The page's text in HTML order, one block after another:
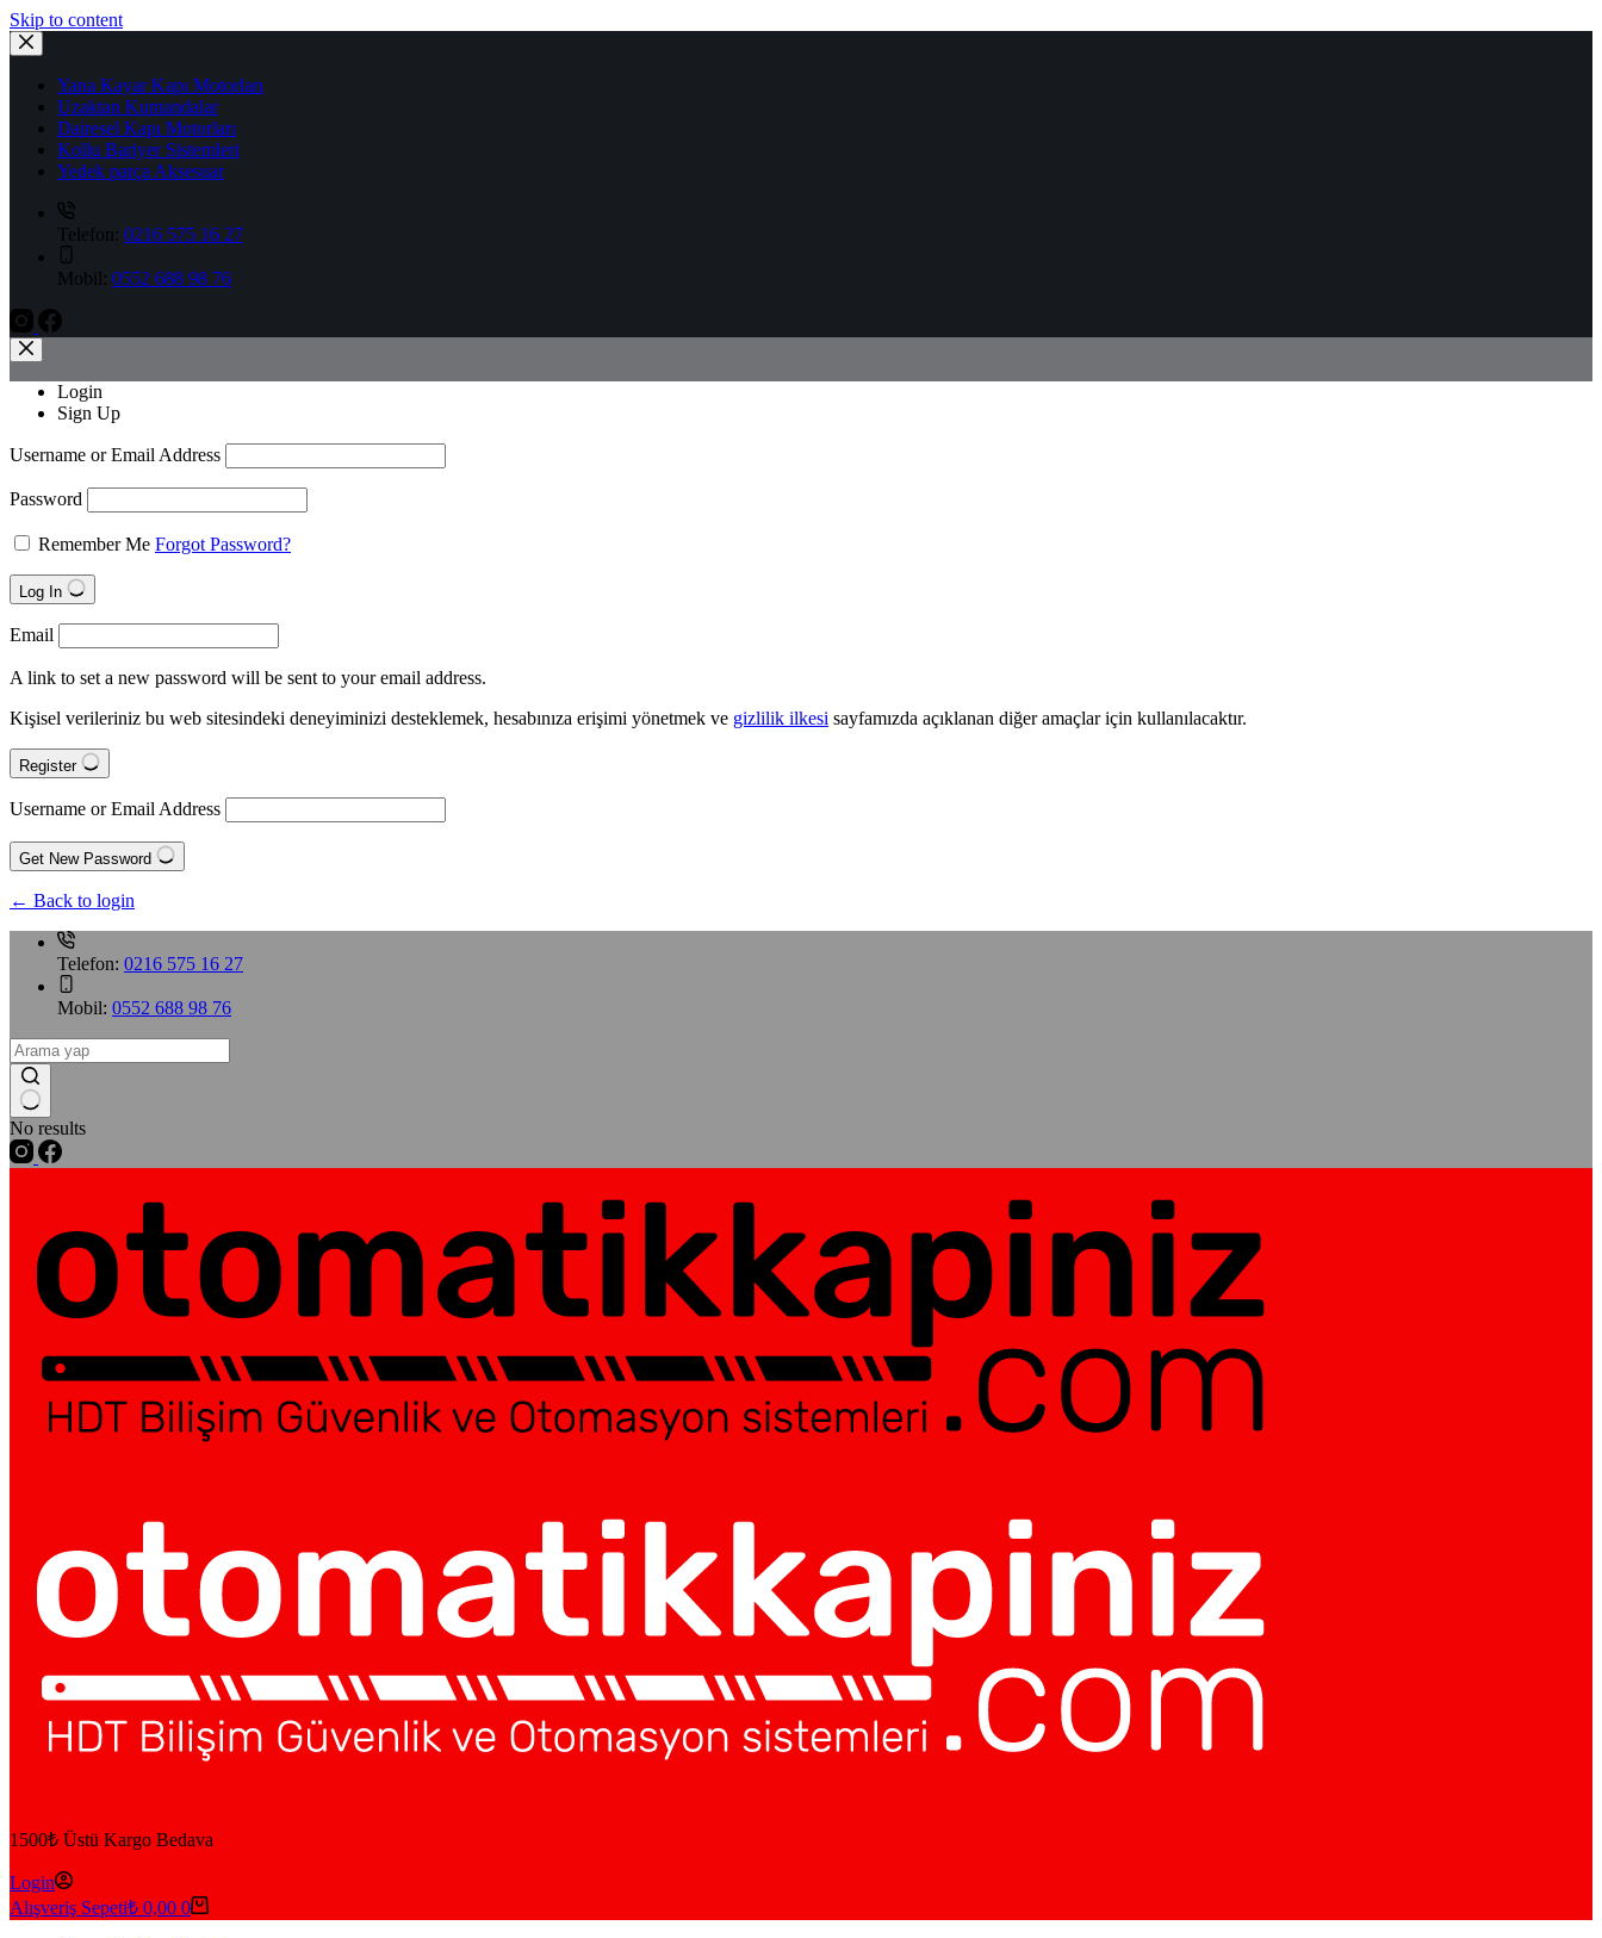
Skip to content
Yana Kayar Kapı Motorları
Uzaktan Kumandalar
Dairesel Kapı Motorları
Kollu Bariyer Sistemleri
Yedek parça Aksesuar
Telefon: 0216 575 16 27
Mobil: 0552 688 98 76
Login
Sign Up
Username or Email Address
Password
Remember Me Forgot Password?
Log In
Email
A link to set a new password will be sent to your email address.
Kişisel verileriniz bu web sitesindeki deneyiminizi desteklemek, hesabınıza erişimi yönetmek ve gizlilik ilkesi sayfamızda açıklanan diğer amaçlar için kullanılacaktır.
Register
Username or Email Address
Get New Password
← Back to login
Telefon: 0216 575 16 27
Mobil: 0552 688 98 76
No results
1500₺ Üstü Kargo Bedava
Login
Alışveriş Sepeti₺ 0,00 0